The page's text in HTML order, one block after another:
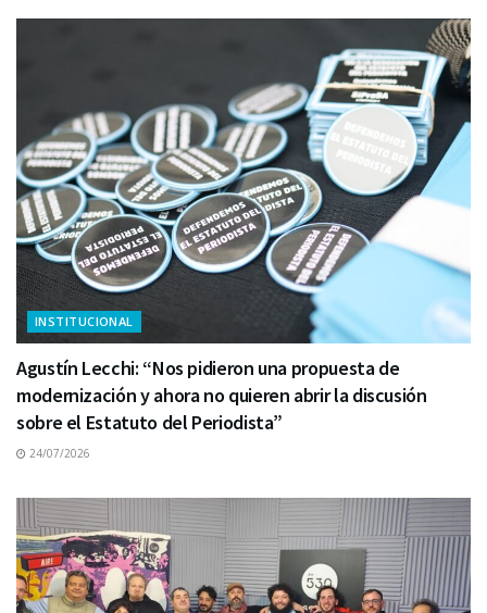
INSTITUCIONAL
Agustín Lecchi: “Nos pidieron una propuesta de
modernización y ahora no quieren abrir la discusión
sobre el Estatuto del Periodista”
24/07/2026